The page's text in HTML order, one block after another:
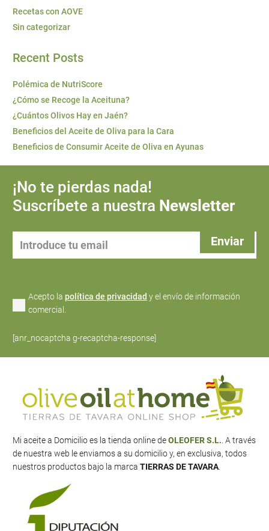
Recetas con AOVE
Sin categorizar
Recent Posts
Polémica de NutriScore
¿Cómo se Recoge la Aceituna?
¿Cuántos Olivos Hay en Jaén?
Beneficios del Aceite de Oliva para la Cara
Beneficios de Consumir Aceite de Oliva en Ayunas
¡No te pierdas nada!
Suscríbete a nuestra Newsletter
Acepto la política de privacidad y el envío de información
comercial.
[anr_nocaptcha g-recaptcha-response]
Mi aceite a Domicilio es la tienda online deOLEOFER S.L. . A través
de nuestra web le enviamos a su domicilio y, en exclusiva, todos
nuestros productos bajo la marca TIERRAS DE TAVARA